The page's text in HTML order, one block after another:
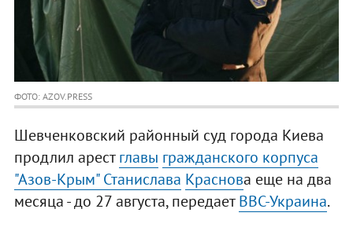
ФОТО: AZOV.PRESS
Шевченковский районный суд города Киева
продлил арестглавы гражданского корпуса
"Азов-Крым" Станислава Краснова еще на два
месяца - до 27 августа, передаетВВС-Украина.